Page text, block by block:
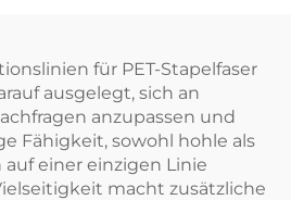
für PET-Stapelfaser
ausgelegt, sich an
anzupassen und
Fähigkeit, sowohl hohle als
auf einer einzigen Linie
macht zusätzliche